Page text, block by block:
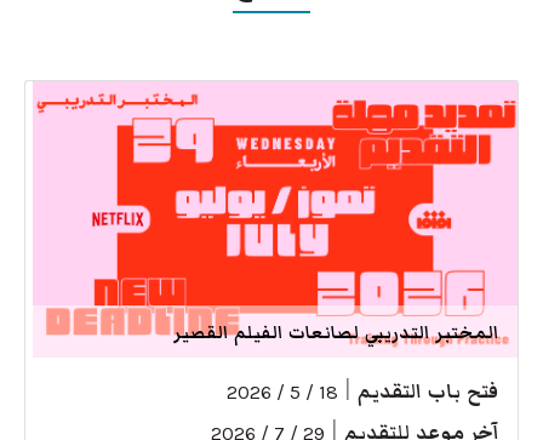
المختبر التدريبي لصانعات الفيلم القصير
فتح باب التقديم 18 / 5 / 2026
آخر موعد للتقديم 29 / 7 / 2026